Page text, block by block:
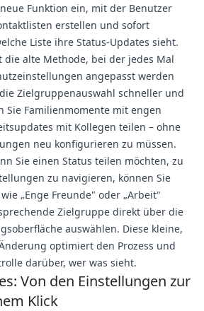
Funktion ein, mit der Benutzer
erstellen und sofort
Liste ihre Status-Updates sieht.
die alte Methode, bei der jedes Mal
angepasst werden
Zielgruppenauswahl schneller und
Sie Familienmomente mit engen
mit Kollegen teilen – ohne
neu konfigurieren zu müssen.
Sie einen Status teilen möchten, zu
zu navigieren, können Sie
„Enge Freunde" oder „Arbeit"
Zielgruppe direkt über die
auswählen. Diese kleine,
optimiert den Prozess und
darüber, wer was sieht.
Von den Einstellungen zur
Klick